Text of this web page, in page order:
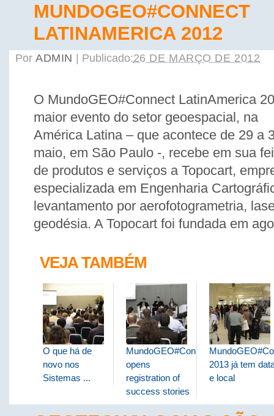
MUNDOGEO#CONNECT
LATINAMERICA 2012
Por ADMIN Publicado:26 DE MARÇO DE 2012
O MundoGEO#Connect LatinAmerica
maior evento do setor geoespacial, na
América Latina – que acontece de 29 a
maio, em São Paulo -, recebe em sua
de produtos e serviços a Topocart,
especializada em Engenharia
levantamento por aerofotogrametria,
geodésia. A Topocart foi fundada em
VEJA TAMBÉM
O que há de
novo nos
Sistemas ...
MundoGEO#Connect
opens
registration of
success stories
2013 já tem
e local